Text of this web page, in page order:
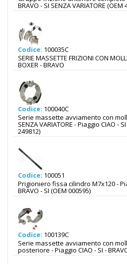
BRAVO - SI SENZA VARIATORE (OEM
Codice: 100035C
SERIE MASSETTE FRIZIONI CON
BOXER - BRAVO
Codice: 100040C
Serie massette avviamento con
SENZA VARIATORE - Piaggio CIAO -
249812)
Codice: 100051
Prigioniero fissa cilindro M7x120 -
BRAVO - SI (OEM 000595)
Codice: 100139C
Serie massette avviamento con
posteriore - Piaggio CIAO - SI -